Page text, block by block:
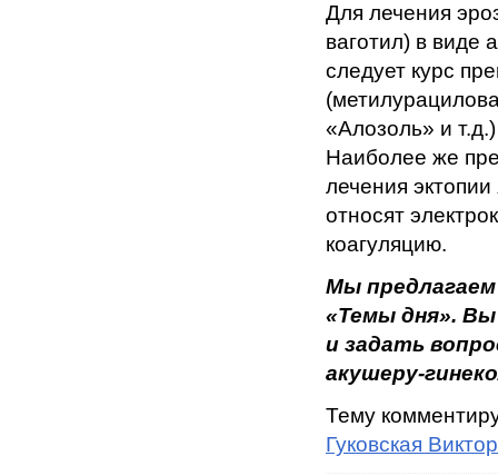
Для лечения
ваготил) в виде
следует курс
«Алозоль» и т.д.)
Наиболее же
лечения
относят
коагуляцию.
Мы
«Темы дня».
и задать
акушеру-
Тему
Гуковская